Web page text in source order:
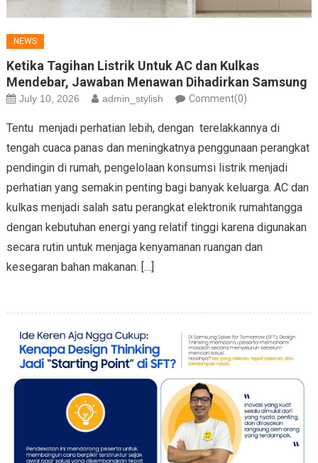
NEWS
Ketika Tagihan Listrik Untuk AC dan Kulkas
Mendebar, Jawaban Menawan Dihadirkan Samsung
July 10, 2026 admin_stylish Comment(0)
Tentu menjadi perhatian lebih, dengan terelakkannya di
tengah cuaca panas dan meningkatnya penggunaan perangkat
pendingin di rumah, pengelolaan konsumsi listrik menjadi
perhatian yang semakin penting bagi banyak keluarga. AC dan
kulkas menjadi salah satu perangkat elektronik rumahtangga
dengan kebutuhan energi yang relatif tinggi karena digunakan
secara rutin untuk menjaga kenyamanan ruangan dan
kesegaran bahan makanan. […]